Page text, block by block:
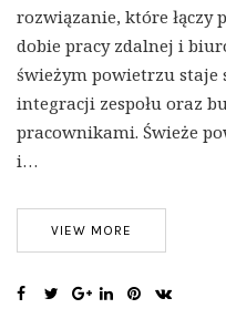
rozwiązanie, które łączy
dobie pracy zdalnej i
świeżym powietrzu staje
integracji zespołu oraz
pracownikami. Świeże
i…
VIEW MORE